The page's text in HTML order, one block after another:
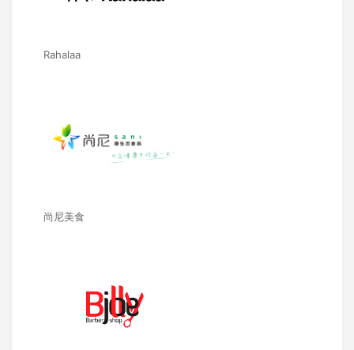
Rahalaa
尚尼美食